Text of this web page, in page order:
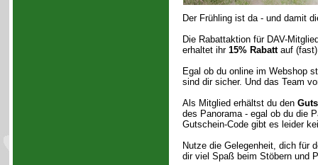
Der Frühling ist da - und damit
Die Rabattaktion für DAV-
erhaltet ihr 15% Rabattauf
Egal ob du online im Webshop
sind dir sicher. Und das Team
Als Mitglied erhältst du den
des Panorama - egal ob du die
Gutschein-Code gibt es leider
Nutze die Gelegenheit, dich für
dir viel Spaß beim Stöbern und